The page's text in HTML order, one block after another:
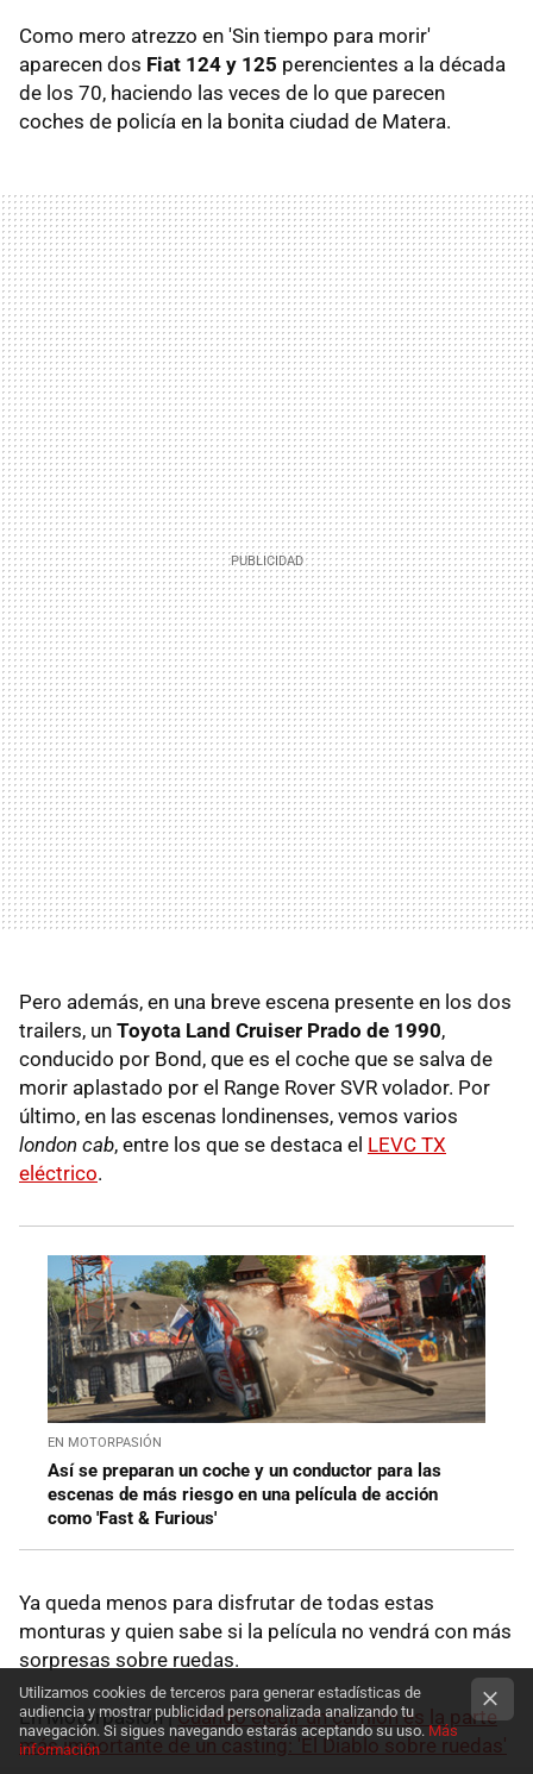
Como mero atrezzo en 'Sin tiempo para morir'
aparecen dos Fiat 124 y 125 perencientes a la década
de los 70, haciendo las veces de lo que parecen
coches de policía en la bonita ciudad de Matera.
Pero además, en una breve escena presente en los dos
trailers, un Toyota Land Cruiser Prado de 1990,
conducido por Bond, que es el coche que se salva de
morir aplastado por el Range Rover SVR volador. Por
último, en las escenas londinenses, vemos varios
london cab, entre los que se destaca el LEVC TX
eléctrico.
EN MOTORPASIÓN
Así se preparan un coche y un conductor para las
escenas de más riesgo en una película de acción
como 'Fast & Furious'
Ya queda menos para disfrutar de todas estas
monturas y quien sabe si la película no vendrá con más
sorpresas sobre ruedas.
En Motorpasión |Cuando elegir un camión es la parte
más importante de un casting: 'El Diablo sobre ruedas'
Utilizamos cookies de terceros para generar estadísticas de
audiencia y mostrar publicidad personalizada analizando tu
navegación. Si sigues navegando estarás aceptando su uso.Más
información